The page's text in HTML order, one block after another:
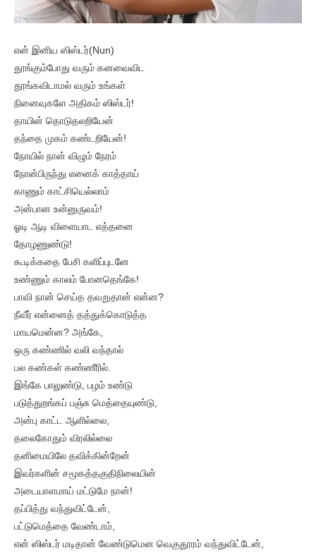
என் இனிய ஸிஸ்டர்(Nun)
தூங்கும்போது வரும் கனவைவிட
தூங்கவிடாமல் வரும் உங்கள்
நினைவுகளே அதிகம் ஸிஸ்டர்!
தாயின் தொடுதலறியேன்
தந்தை முகம் கண்டறியேன்!
நோயில் நான் விழும் நேரம்
நோன்பிருந்து எனைக் காத்தாய்
காணும் காட்சியெல்லாம்
அன்பான உன்னுருவம்!
ஓடி ஆடி விளையாட எத்தனை
தோழணுண்டு!
கூடிக்கதை பேசி களிப்புடனே
உண்ணும் காலம் போனதெங்கே!
பாவி நான் செய்த தவறுதான் என்ன?
நீவீர் என்னைத் தத்துக்கொடுத்த
மாயமென்ன? அங்கே,
ஒரு கண்ணில் வலி வந்தால்
பல கண்கள் கண்ணீரில்.
இங்கே பாலுண்டு, பழம் உண்டு
படுத்துறங்கப் பஞ்சு மெத்தையுண்டு,
அன்பு காட்ட ஆளில்லை,
தலைகோதும் விரலில்லை
தனிமையிலே தவிக்கின்றேன்
இவர்களின் சமூகத்தகுதிநிலையின்
அடையாளமாய் மட்டுமே நான்!
தப்பித்து வந்துவிட்டேன்,
பட்டுமெத்தை வேண்டாம்,
என் ஸிஸ்டர் மடிதான் வேண்டுமென வெகுதூரம் வந்துவிட்டேன்,